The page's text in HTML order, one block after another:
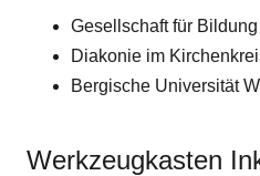
Gesellschaft für
Diakonie im
Bergische Universität
Werkzeugkasten